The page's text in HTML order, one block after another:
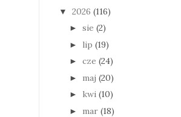
▼ 2026 (116)
► sie (2)
► lip (19)
► cze (24)
► maj (20)
► kwi (10)
► mar (18)